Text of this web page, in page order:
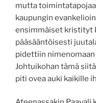
mutta
kaupungin
ensimmäiset kristityt
pääsääntöisesti
pidettiin
Johtuikohan tämä
piti ovea auki kaikille